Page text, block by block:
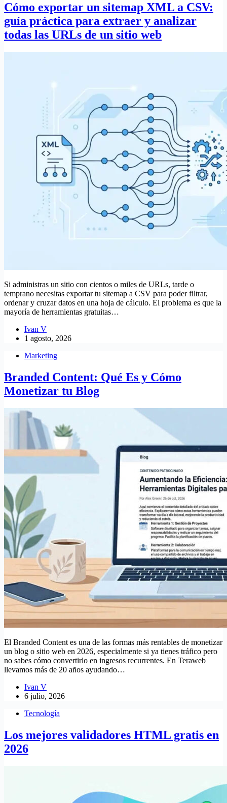
Cómo exportar un sitemap XML a CSV:
guía práctica para extraer y analizar
todas las URLs de un sitio web
Si administras un sitio con cientos o miles de URLs, tarde o
temprano necesitas exportar tu sitemap a CSV para poder filtrar,
ordenar y cruzar datos en una hoja de cálculo. El problema es que la
mayoría de herramientas gratuitas…
Ivan V
1 agosto, 2026
Marketing
Branded Content: Qué Es y Cómo
Monetizar tu Blog
El Branded Content es una de las formas más rentables de monetizar
un blog o sitio web en 2026, especialmente si ya tienes tráfico pero
no sabes cómo convertirlo en ingresos recurrentes. En Teraweb
llevamos más de 20 años ayudando…
Ivan V
6 julio, 2026
Tecnología
Los mejores validadores HTML gratis en
2026